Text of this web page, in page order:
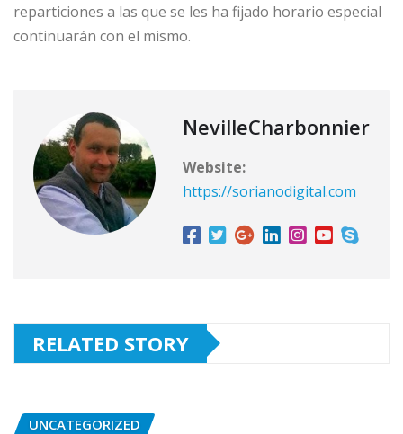
reparticiones a las que se les ha fijado horario especial
continuarán con el mismo.
NevilleCharbonnier
Website:
https://sorianodigital.com
RELATED STORY
UNCATEGORIZED